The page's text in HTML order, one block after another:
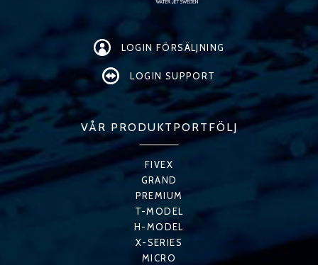
LOGIN FÖRSÄLJNING
LOGIN SUPPORT
VÅR PRODUKTPORTFÖLJ
FIVEX
GRAND
PREMIUM
T-MODEL
H-MODEL
X-SERIES
MICRO